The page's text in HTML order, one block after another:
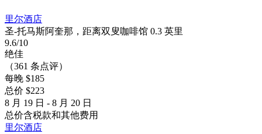
里尔酒店
圣-托马斯阿奎那，距离双叟咖啡馆 0.3 英里
9.6/10
绝佳
（361 条点评）
每晚 $185
总价 $223
8 月 19 日 - 8 月 20 日
总价含税款和其他费用
里尔酒店